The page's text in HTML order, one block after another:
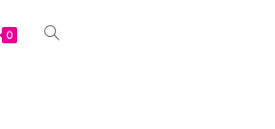
0 Website-